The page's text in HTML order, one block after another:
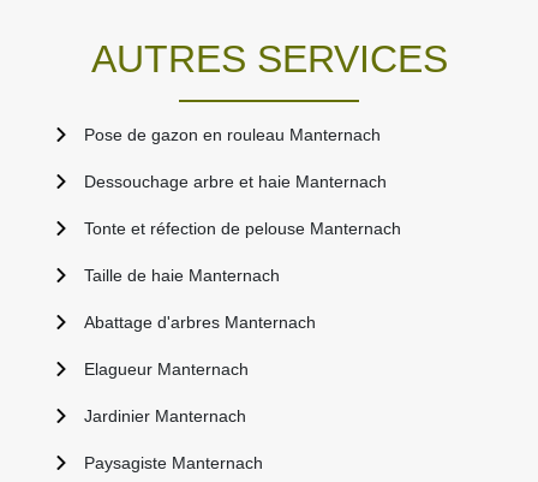
AUTRES SERVICES
Pose de gazon en rouleau Manternach
Dessouchage arbre et haie Manternach
Tonte et réfection de pelouse Manternach
Taille de haie Manternach
Abattage d'arbres Manternach
Elagueur Manternach
Jardinier Manternach
Paysagiste Manternach